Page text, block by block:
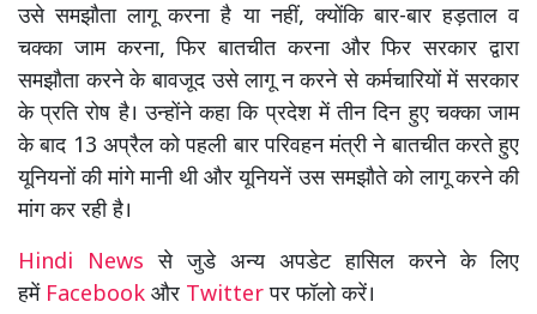
उसे समझौता लागू करना है या नहीं, क्योंकि बार-बार हड़ताल व
चक्का जाम करना, फिर बातचीत करना और फिर सरकार द्वारा
समझौता करने के बावजूद उसे लागू न करने से कर्मचारियों में सरकार
के प्रति रोष है। उन्होंने कहा कि प्रदेश में तीन दिन हुए चक्का जाम
के बाद 13 अप्रैल को पहली बार परिवहन मंत्री ने बातचीत करते हुए
यूनियनों की मांगे मानी थी और यूनियनें उस समझौते को लागू करने की
मांग कर रही है।
Hindi Newsसे जुडे अन्य अपडेट हासिल करने के लिए
हमें Facebook और Twitterपर फॉलो करें।